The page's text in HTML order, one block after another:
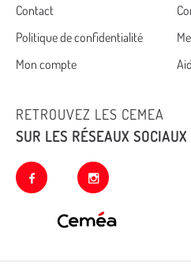
Cemea
footer
Contact
Politique de confidentialité
Mon compte
RETROUVEZ LES CEMEA
SUR LES RÉSEAUX SOCIAUX
facebook instagram